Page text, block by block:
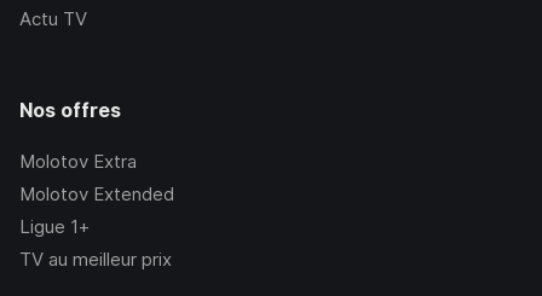
Actu TV
Nos offres
Molotov Extra
Molotov Extended
Ligue 1+
TV au meilleur prix